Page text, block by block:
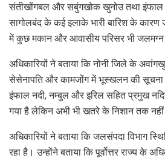
संतीखोंगबल और सबुंगखोक खुनोउ तथा इंफाल
सागोलबंद के कई इलाके भारी बारिश के कारण
में कुछ मकान और आवासीय परिसर भी जलमग्न
अधिकारियों ने बताया कि नोनी जिले के
सेसेनापति और कामजोंग में भूस्खलन की सूचना
इंफाल नदी, नम्बुल और इरिल सहित प्रमुख
गया है लेकिन अभी भी खतरे के निशान तक नहीं
अधिकारियों ने बताया कि जलसंपदा विभाग
रहा है। उन्होंने बताया कि पूर्वोत्तर राज्य के